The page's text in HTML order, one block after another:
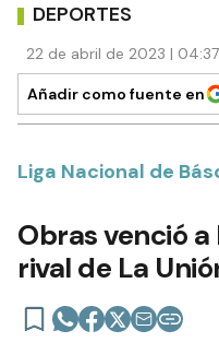
DEPORTES
22 de abril de 2023 |
Añadir como fuente en
Liga Nacional de
Obras venció
rival de La